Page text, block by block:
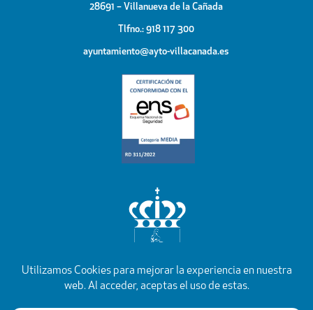
28691 – Villanueva de la Cañada
Tlfno.: 918 117 300
ayuntamiento@ayto-villacanada.es